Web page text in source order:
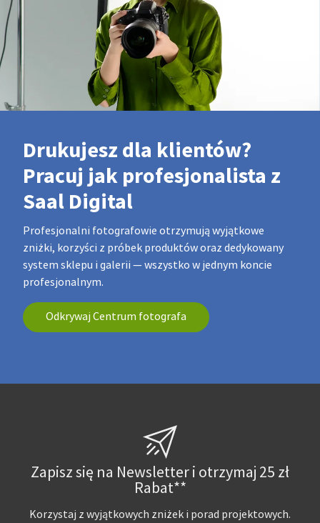
Drukujesz dla klientów?
Pracuj jak profesjonalista z
Saal Digital
Profesjonalni fotografowie otrzymują wyjątkowe
zniżki, korzyści z próbek produktów oraz dedykowany
system sklepu i galerii — wszystko w jednym koncie
profesjonalnym.
Odkrywaj Centrum fotografa
Zapisz się na Newsletter i otrzymaj 25 zł
Rabat**
Korzystaj z wyjątkowych zniżek i porad projektowych.